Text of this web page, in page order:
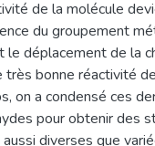
de la molécule
du groupement
le déplacement de la
très bonne réactivité
on a condensé ces
pour obtenir des
diverses que